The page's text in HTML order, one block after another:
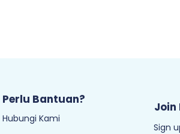
Perlu Bantuan?
Hubungi Kami
Join
Sign